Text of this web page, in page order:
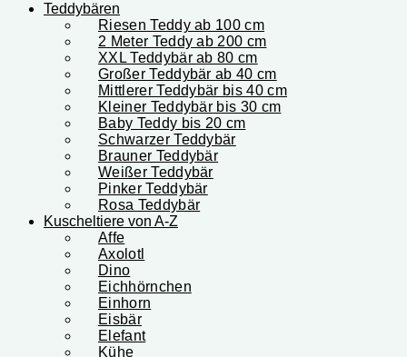
Teddybären
Riesen Teddy ab 100 cm
2 Meter Teddy ab 200 cm
XXL Teddybär ab 80 cm
Großer Teddybär ab 40 cm
Mittlerer Teddybär bis 40 cm
Kleiner Teddybär bis 30 cm
Baby Teddy bis 20 cm
Schwarzer Teddybär
Brauner Teddybär
Weißer Teddybär
Pinker Teddybär
Rosa Teddybär
Kuscheltiere von A-Z
Affe
Axolotl
Dino
Eichhörnchen
Einhorn
Eisbär
Elefant
Kühe